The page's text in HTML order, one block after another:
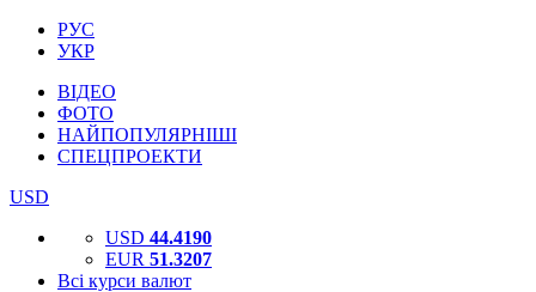
РУС
УКР
ВІДЕО
ФОТО
НАЙПОПУЛЯРНІШІ
СПЕЦПРОЕКТИ
USD
USD 44.4190
EUR 51.3207
Всі курси валют